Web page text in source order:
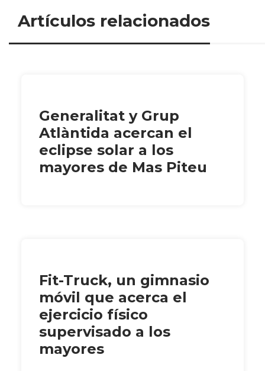
Artículos relacionados
Generalitat y Grup
Atlàntida acercan el
eclipse solar a los
mayores de Mas Piteu
Fit-Truck, un gimnasio
móvil que acerca el
ejercicio físico
supervisado a los
mayores